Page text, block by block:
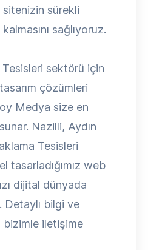
sürekli
sağlıyoruz.
Tesisleri sektörü için
çözümleri
Medya size en
Nazilli, Aydın
Tesisleri
tasarladığımız web
dijital dünyada
Detaylı bilgi ve
iletişime